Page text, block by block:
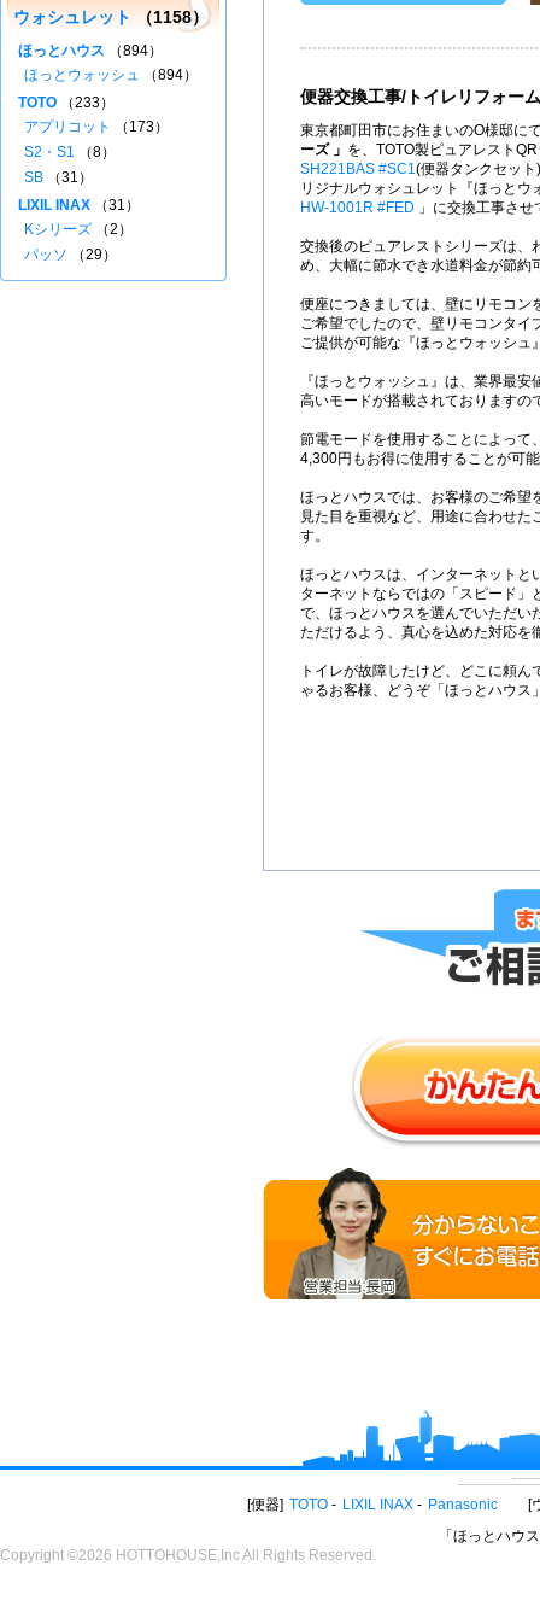
便器交換工事/トイレリフォーム
東京都町田市にお住まいのO様邸に
ーズ 」 を、TOTO製ピュアレスト
SH221BAS #SC1(便器タンクセッ
リジナルウォシュレット『ほっとウ
HW-1001R #FED 」に交換工事さ
交換後のピュアレストシリーズは、
め、大幅に節水でき水道料金が節約
便座につきましては、壁にリモコン
ご希望でしたので、壁リモコンタイ
ご提供が可能な『ほっとウォッシュ
『ほっとウォッシュ』は、業界最
高いモードが搭載されておりますの
節電モードを使用することによって
4,300円もお得に使用することが可
ほっとハウスでは、お客様のご希望
見た目を重視など、用途に合わせた
す。
ほっとハウスは、インターネットと
ターネットならではの「スピード」
で、ほっとハウスを選んでいただい
ただけるよう、真心を込めた対応を
トイレが故障したけど、どこに頼
ゃるお客様、どうぞ「ほっとハウス
ウォシュレット （1158）
ほっとハウス （894）
ほっとウォッシュ （894）
TOTO （233）
アプリコット
（173）
S2・S1 （8）
SB （31）
LIXIL INAX （31）
Kシリーズ （2）
パッソ （29）
便器 TOTO LIXIL INAX Panasonic
「ほっとハウ
Copyright ©2026 HOTTOHOUSE,Inc All Rights Reserved.